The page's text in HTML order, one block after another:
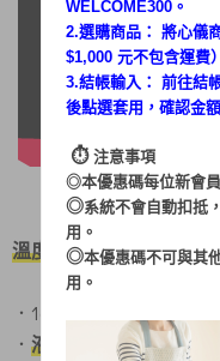
溫度對了、完美廚藝輕
．16L容量、料理空間 剛
． 液脹式溫控，溫度精
WELCOME300。
2.選購商品： 將心儀
$1,000 元不包含運費
3.結帳輸入： 前往結
後點選套用，確認金
⏱︎ 注意事項
◎本優惠碼每位新會
◎系統不會自動扣抵
用。
◎本優惠碼不可與其
用。